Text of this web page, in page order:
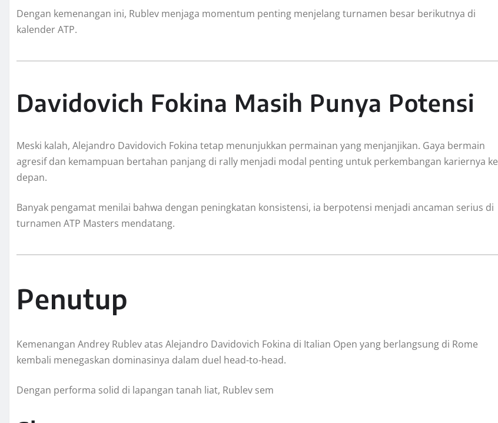
Dengan kemenangan ini, Rublev menjaga momentum penting menjelang turnamen besar berikutnya di
kalender ATP.
Davidovich Fokina Masih Punya Potensi
Meski kalah, Alejandro Davidovich Fokina tetap menunjukkan permainan yang menjanjikan. Gaya bermain
agresif dan kemampuan bertahan panjang di rally menjadi modal penting untuk perkembangan kariernya ke
depan.
Banyak pengamat menilai bahwa dengan peningkatan konsistensi, ia berpotensi menjadi ancaman serius di
turnamen ATP Masters mendatang.
Penutup
Kemenangan Andrey Rublev atas Alejandro Davidovich Fokina di Italian Open yang berlangsung di Rome
kembali menegaskan dominasinya dalam duel head-to-head.
Dengan performa solid di lapangan tanah liat, Rublev sem